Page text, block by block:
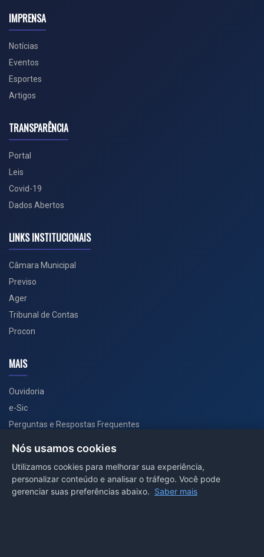
IMPRENSA
Notícias
Eventos
Esportes
Artigos
TRANSPARÊNCIA
Portal
Leis
Covid-19
Dados Abertos
LINKS INSTITUCIONAIS
Câmara Municipal
Previso
Ager
Tribunal de Contas
Procon
MAIS
Ouvidoria
e-Sic
Perguntas e Respostas Frequentes
PORTAL COVID-19
Nós usamos cookies
Utilizamos cookies para melhorar sua experiência,
personalizar conteúdo e analisar o tráfego. Você pode
gerenciar suas preferências abaixo. Saber mais